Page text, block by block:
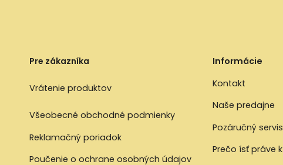
Pre zákazníka
Vrátenie produktov
Všeobecné obchodné podmienky
Reklamačný poriadok
Poučenie o ochrane osobných údajov
Informácie
Kontakt
Naše predajne
Pozáručný
Prečo ísť práve